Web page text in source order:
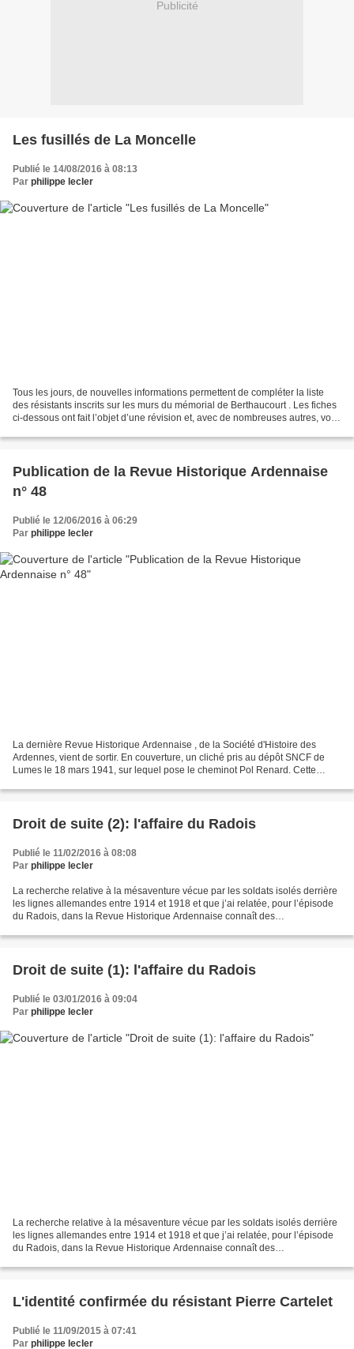
Publicité
Les fusillés de La Moncelle
Publié le 14/08/2016 à 08:13
Par philippe lecler
Tous les jours, de nouvelles informations permettent de compléter la liste
des résistants inscrits sur les murs du mémorial de Berthaucourt . Les fiches
ci-dessous ont fait l’objet d’une révision et, avec de nombreuses autres, vont
Publication de la Revue Historique Ardennaise
n° 48
Publié le 12/06/2016 à 06:29
Par philippe lecler
La dernière Revue Historique Ardennaise , de la Société d'Histoire des
Ardennes, vient de sortir. En couverture, un cliché pris au dépôt SNCF de
Lumes le 18 mars 1941, sur lequel pose le cheminot Pol Renard. Cette
Droit de suite (2): l'affaire du Radois
Publié le 11/02/2016 à 08:08
Par philippe lecler
La recherche relative à la mésaventure vécue par les soldats isolés derrière
les lignes allemandes entre 1914 et 1918 et que j’ai relatée, pour l’épisode
du Radois, dans la Revue Historique Ardennaise connaît des
Droit de suite (1): l'affaire du Radois
Publié le 03/01/2016 à 09:04
Par philippe lecler
La recherche relative à la mésaventure vécue par les soldats isolés derrière
les lignes allemandes entre 1914 et 1918 et que j’ai relatée, pour l’épisode
du Radois, dans la Revue Historique Ardennaise connaît des
L'identité confirmée du résistant Pierre Cartelet
Publié le 11/09/2015 à 07:41
Par philippe lecler